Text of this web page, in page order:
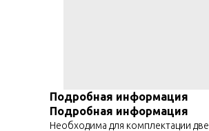
Подробная информация
Подробная информация
Необходима для комплектации